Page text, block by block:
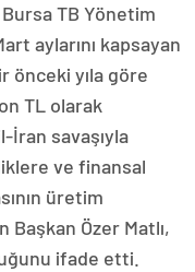
TB Yönetim
aylarını kapsayan
önceki yıla göre
TL olarak
savaşıyla
ve finansal
üretim
Özer Matlı,
ifade etti.